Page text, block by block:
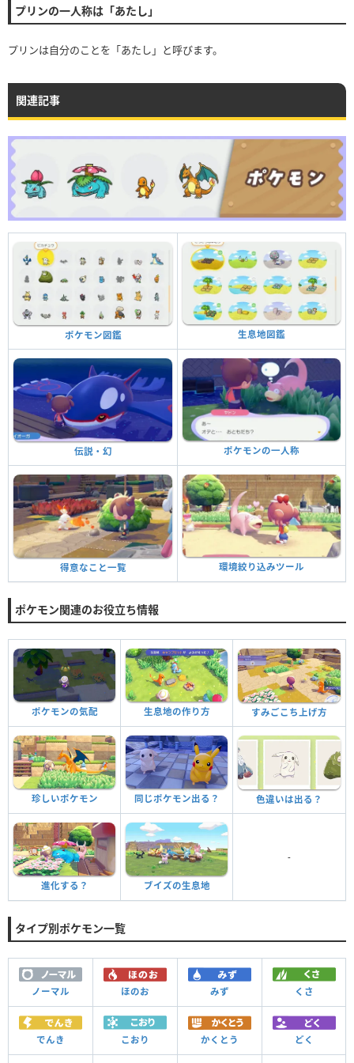
プリンの一人称は「あたし」
プリンは自分のことを「あたし」と呼びます。
関連記事
ポケモン図鑑 生息地図鑑
伝説・幻 ポケモンの一人称
得意なこと一覧 環境絞り込みツール
ポケモン関連のお役立ち情報
ポケモンの気配 生息地の作り方 すみごこち上げ方
珍しいポケモン 同じポケモン出る？ 色違いは出る？
進化する？ ブイズの生息地
-
タイプ別ポケモン一覧
ノーマル ほのお みず くさ
でんき こおり かくとう どく